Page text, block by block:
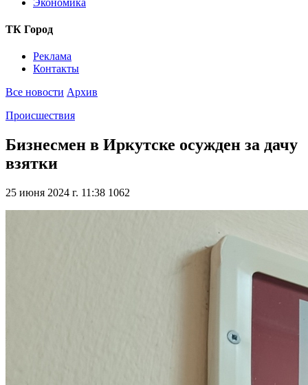
ТК Город
Реклама
Контакты
Все новости Архив
Происшествия
Бизнесмен в Иркутске осужден за дачу
взятки
25 июня 2024 г. 11:38 1062